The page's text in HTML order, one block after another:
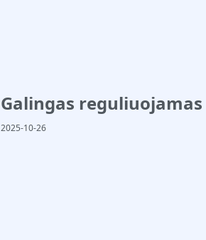
Galingas
2025-10-26